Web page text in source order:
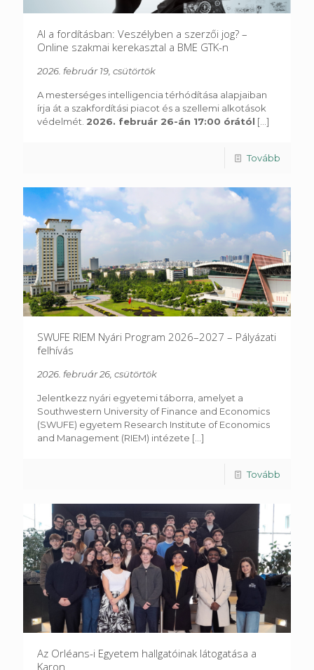
AI a fordításban: Veszélyben a szerzői jog? –
Online szakmai kerekasztal a BME GTK-n
2026. február 19, csütörtök
A mesterséges intelligencia térhódítása alapjaiban
írja át a szakfordítási piacot és a szellemi alkotások
védelmét. 2026. február 26-án 17:00 órától [...]
Tovább
SWUFE RIEM Nyári Program 2026–2027 – Pályázati
felhívás
2026. február 26, csütörtök
Jelentkezz nyári egyetemi táborra, amelyet a
Southwestern University of Finance and Economics
(SWUFE) egyetem Research Institute of Economics
and Management (RIEM) intézete [...]
Tovább
Az Orléans-i Egyetem hallgatóinak látogatása a
Karon